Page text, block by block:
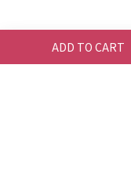
ADD TO CART
Business＆聯絡
時間 / 週一至週五｜